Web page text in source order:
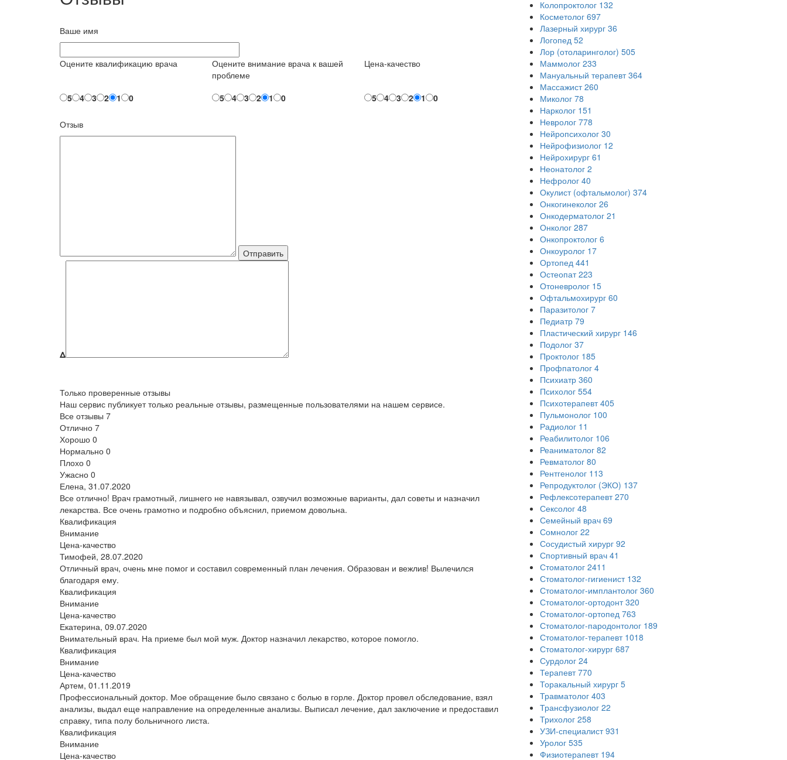
Ваше имя
Оцените квалификацию врача
5 4 3 2 1 0
Оцените внимание врача к вашей
проблеме
5
4 3 2 1 0
Цена-качество
5 4 3 2 1 0
Отзыв
Δ
Только проверенные отзывы
Наш сервис публикует только реальные отзывы, размещенные пользователями на нашем сервисе.
Все отзывы 7
Отлично 7
Хорошо 0
Нормально 0
Плохо 0
Ужасно 0
Елена, 31.07.2020
Все отлично! Врач грамотный, лишнего не навязывал, озвучил возможные варианты, дал советы и назначил
лекарства. Все очень грамотно и подробно объяснил, приемом довольна.
Квалификация
Внимание
Цена-качество
Тимофей, 28.07.2020
Отличный врач, очень мне помог и составил современный план лечения. Образован и вежлив! Вылечился
благодаря ему.
Квалификация
Внимание
Цена-качество
Екатерина, 09.07.2020
Внимательный врач. На приеме был мой муж. Доктор назначил лекарство, которое помогло.
Квалификация
Внимание
Цена-качество
Артем, 01.11.2019
Профессиональный доктор. Мое обращение было связано с болью в горле. Доктор провел обследование, взял
анализы, выдал еще направление на определенные анализы. Выписал лечение, дал заключение и предоставил
справку, типа полу больничного листа.
Квалификация
Внимание
Цена-качество
Колопроктолог 132
Косметолог 697
Лазерный хирург 36
Логопед 52
Лор (отоларинголог) 505
Маммолог 233
Мануальный терапевт 364
Массажист 260
Миколог 78
Нарколог 151
Невролог 778
Нейропсихолог 30
Нейрофизиолог 12
Нейрохирург 61
Неонатолог 2
Нефролог 40
Окулист (офтальмолог) 374
Онкогинеколог 26
Онкодерматолог 21
Онколог 287
Онкопроктолог 6
Онкоуролог 17
Ортопед 441
Остеопат 223
Отоневролог 15
Офтальмохирург 60
Паразитолог 7
Педиатр 79
Пластический хирург 146
Подолог 37
Проктолог 185
Профпатолог 4
Психиатр 360
Психолог 554
Психотерапевт 405
Пульмонолог 100
Радиолог 11
Реабилитолог 106
Реаниматолог 82
Ревматолог 80
Рентгенолог 113
Репродуктолог (ЭКО) 137
Рефлексотерапевт 270
Сексолог 48
Семейный врач 69
Сомнолог 22
Сосудистый хирург 92
Спортивный врач 41
Стоматолог 2411
Стоматолог-гигиенист 132
Стоматолог-имплантолог 360
Стоматолог-ортодонт 320
Стоматолог-ортопед 763
Стоматолог-пародонтолог 189
Стоматолог-терапевт 1018
Стоматолог-хирург 687
Сурдолог 24
Терапевт 770
Торакальный хирург 5
Травматолог 403
Трансфузиолог 22
Трихолог 258
УЗИ-специалист 931
Уролог 535
Физиотерапевт 194